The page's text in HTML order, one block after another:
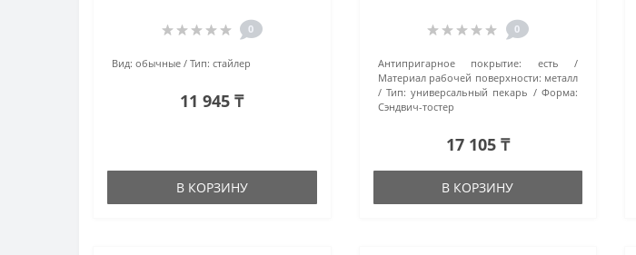
0
Вид: обычные Тип: стайлер
11 945 ₸
В КОРЗИНУ
0
Антипригарное покрытие:
есть
Материал рабочей поверхности: металл
Тип: универсальный пекарь
Форма:
Сэндвич-тостер
17 105 ₸
В КОРЗИНУ